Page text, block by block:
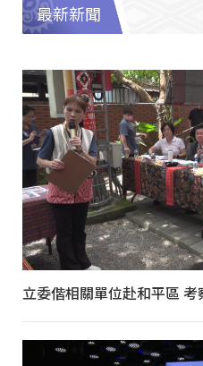
最新新聞
立委偕相關單位赴和平區